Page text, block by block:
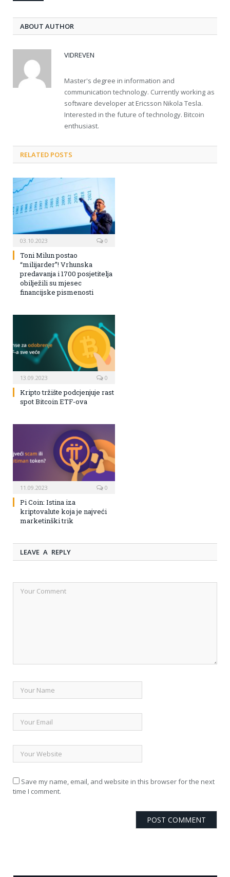
ABOUT AUTHOR
VIDREVEN
Master's degree in information and
communication technology. Currently working as
software developer at Ericsson Nikola Tesla.
Interested in the future of technology. Bitcoin
enthusiast.
RELATED POSTS
03.10.2023 0
Toni Milun postao
“milijarder”! Vrhunska
predavanja i 1700 posjetitelja
obilježili su mjesec
financijske pismenosti
13.09.2023 0
Kripto tržište podcjenjuje rast
spot Bitcoin ETF-ova
11.09.2023 0
Pi Coin: Istina iza
kriptovalute koja je najveći
marketinški trik
LEAVE A REPLY
Save my name, email, and website in this browser for the next
time I comment.